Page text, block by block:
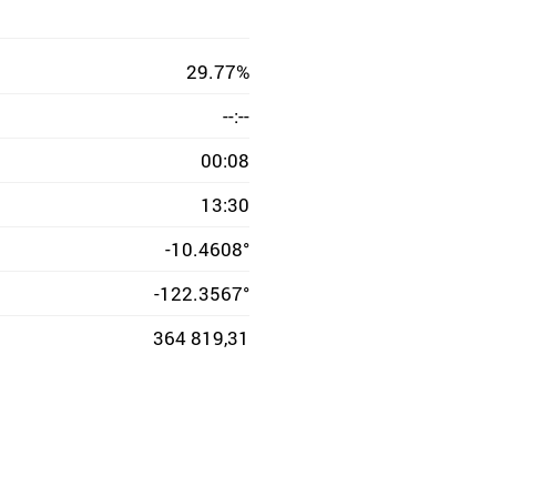
29.77%
--:--
00:08
13:30
-10.4608°
-122.3567°
364 819,31